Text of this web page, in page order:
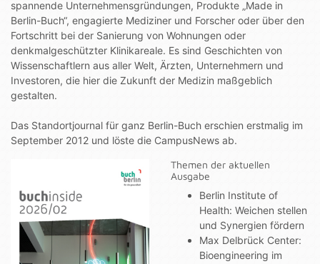
spannende Unternehmensgründungen, Produkte „Made in
Berlin-Buch“, engagierte Mediziner und Forscher oder über den
Fortschritt bei der Sanierung von Wohnungen oder
denkmalgeschützter Klinikareale. Es sind Geschichten von
Wissenschaftlern aus aller Welt, Ärzten, Unternehmern und
Investoren, die hier die Zukunft der Medizin maßgeblich
gestalten.
Das Standortjournal für ganz Berlin-Buch erschien erstmalig im
September 2012 und löste die CampusNews ab.
Themen der aktuellen
Ausgabe
Berlin Institute of
Health: Weichen stellen
und Synergien fördern
Max Delbrück Center:
Bioengineering im